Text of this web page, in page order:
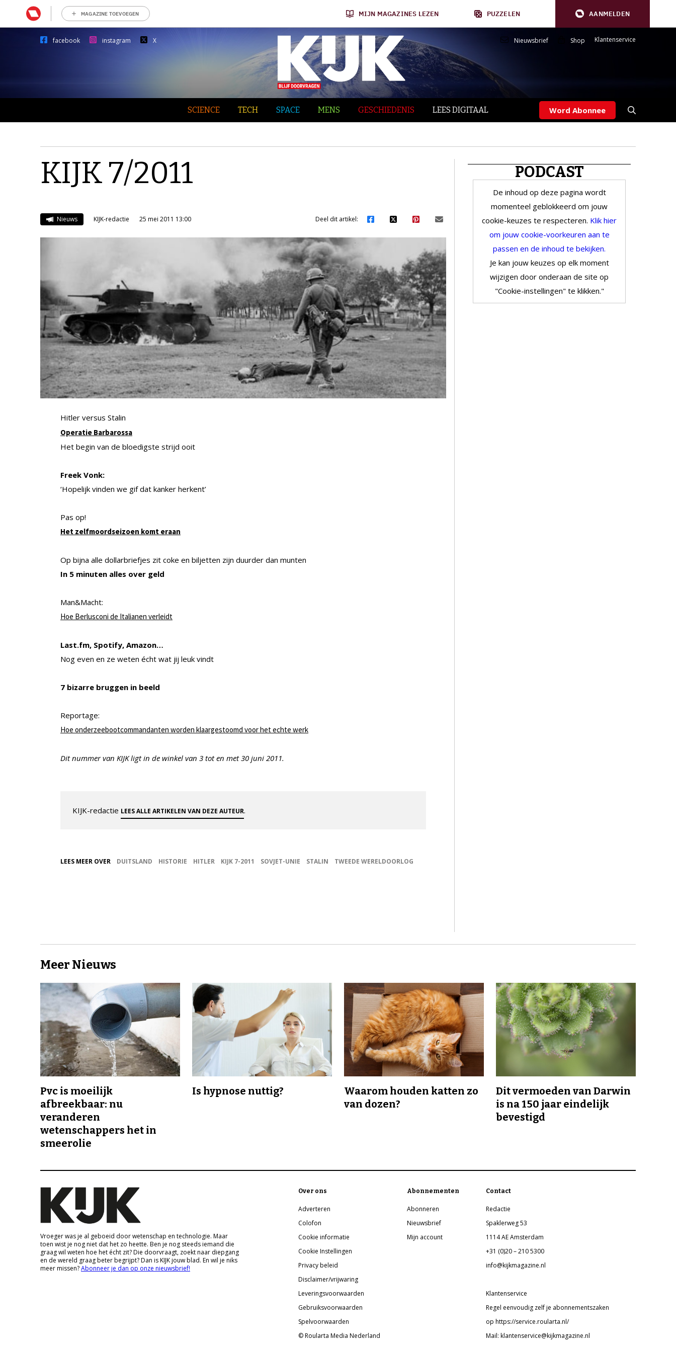
MAGAZINE TOEVOEGEN MIJN MAGAZINES LEZEN PUZZELEN AANMELDEN
facebook instagram X Nieuwsbrief Shop Klantenservice
SCIENCE TECH SPACE MENS GESCHIEDENIS LEES DIGITAAL Word Abonnee
KIJK 7/2011
Nieuws KIJK-redactie 25 mei 2011 13:00 Deel dit artikel:
Hitler versus Stalin
Operatie Barbarossa
Het begin van de bloedigste strijd ooit
Freek Vonk:
‘Hopelijk vinden we gif dat kanker herkent’
Pas op!
Het zelfmoordseizoen komt eraan
Op bijna alle dollarbriefjes zit coke en biljetten zijn duurder dan munten
In 5 minuten alles over geld
Man&Macht:
Hoe Berlusconi de Italianen verleidt
Last.fm, Spotify, Amazon…
Nog even en ze weten écht wat jij leuk vindt
7 bizarre bruggen in beeld
Reportage:
Hoe onderzeebootcommandanten worden klaargestoomd voor het echte werk
Dit nummer van KIJK ligt in de winkel van 3 tot en met 30 juni 2011.
KIJK-redactie LEES ALLE ARTIKELEN VAN DEZE AUTEUR.
LEES MEER OVER DUITSLAND HISTORIE HITLER KIJK 7-2011 SOVJET-UNIE STALIN TWEEDE WERELDOORLOG
PODCAST
De inhoud op deze pagina wordt
momenteel geblokkeerd om jouw
cookie-keuzes te respecteren. Klik hier
om jouw cookie-voorkeuren aan te
passen en de inhoud te bekijken.
Je kan jouw keuzes op elk moment
wijzigen door onderaan de site op
"Cookie-instellingen" te klikken."
Meer Nieuws
Pvc is moeilijk
afbreekbaar: nu
veranderen
wetenschappers het in
smeerolie
Is hypnose nuttig?
Waarom houden katten zo
van dozen?
Dit vermoeden van Darwin
is na 150 jaar eindelijk
bevestigd
Vroeger was je al geboeid door wetenschap en technologie. Maar
toen wist je nog niet dat het zo heette. Ben je nog steeds iemand die
graag wil weten hoe het écht zit? Die doorvraagt, zoekt naar diepgang
en de wereld graag beter begrijpt? Dan is KIJK jouw blad. En wil je niks
meer missen?Abonneer je dan op onze nieuwsbrief!
Over ons
Adverteren
Colofon
Cookie informatie
Cookie Instellingen
Privacy beleid
Disclaimer/vrijwaring
Leveringsvoorwaarden
Gebruiksvoorwaarden
Spelvoorwaarden
© Roularta Media Nederland
Abonnementen
Abonneren
Nieuwsbrief
Mijn account
Contact
Redactie
Spaklerweg 53
1114 AE Amsterdam
+31 (0)20 – 210 5300
info@kijkmagazine.nl
Klantenservice
Regel eenvoudig zelf je abonnementszaken
op https://service.roularta.nl/
Mail: klantenservice@kijkmagazine.nl